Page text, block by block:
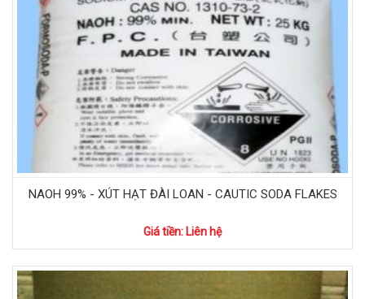
NAOH 99% - XÚT HẠT ĐÀI LOAN - CAUTIC SODA FLAKES
Giá tiền: Liên hệ